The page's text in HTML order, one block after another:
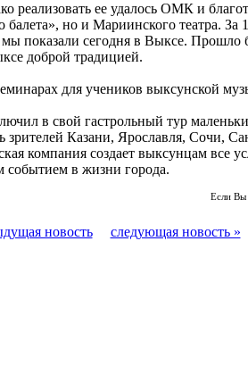
реализовать ее удалось ОМК и
но и Мариинского театра. За
показали сегодня в Выксе. Прошло
доброй традицией.
для учеников выксунской
в свой гастрольный тур
Казани, Ярославля, Сочи,
компания создает выксунцам все
событием в жизни города.
Если Вы
новость следующая новость »